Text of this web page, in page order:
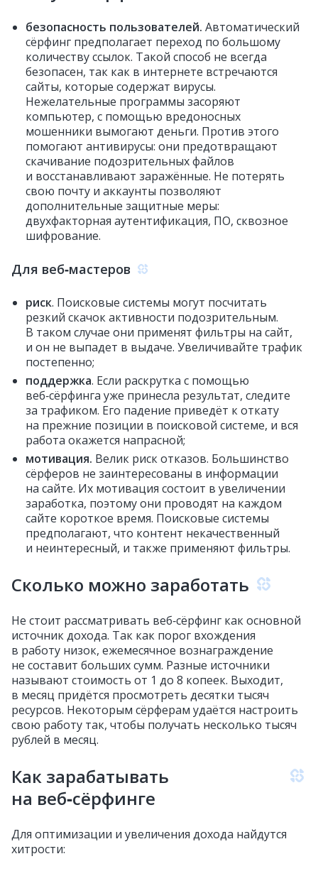
безопасность пользователей. Автоматический
сёрфинг предполагает переход по большому
количеству ссылок. Такой способ не всегда
безопасен, так как в интернете встречаются
сайты, которые содержат вирусы.
Нежелательные программы засоряют
компьютер, с помощью вредоносных
мошенники вымогают деньги. Против этого
помогают антивирусы: они предотвращают
скачивание подозрительных файлов
и восстанавливают заражённые. Не потерять
свою почту и аккаунты позволяют
дополнительные защитные меры:
двухфакторная аутентификация, ПО, сквозное
шифрование.
Для веб‑мастеров
риск. Поисковые системы могут посчитать
резкий скачок активности подозрительным.
В таком случае они применят фильтры на сайт,
и он не выпадет в выдаче. Увеличивайте трафик
постепенно;
поддержка. Если раскрутка с помощью
веб‑сёрфинга уже принесла результат, следите
за трафиком. Его падение приведёт к откату
на прежние позиции в поисковой системе, и вся
работа окажется напрасной;
мотивация. Велик риск отказов. Большинство
сёрферов не заинтересованы в информации
на сайте. Их мотивация состоит в увеличении
заработка, поэтому они проводят на каждом
сайте короткое время. Поисковые системы
предполагают, что контент некачественный
и неинтересный, и также применяют фильтры.
Сколько можно заработать
Не стоит рассматривать веб‑сёрфинг как основной
источник дохода. Так как порог вхождения
в работу низок, ежемесячное вознаграждение
не составит больших сумм. Разные источники
называют стоимость от 1 до 8 копеек. Выходит,
в месяц придётся просмотреть десятки тысяч
ресурсов. Некоторым сёрферам удаётся настроить
свою работу так, чтобы получать несколько тысяч
рублей в месяц.
Как зарабатывать
на веб‑сёрфинге
Для оптимизации и увеличения дохода найдутся
хитрости: